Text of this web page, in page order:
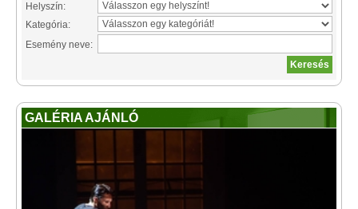
Helyszín:
Kategória:
Esemény neve:
GALÉRIA AJÁNLÓ